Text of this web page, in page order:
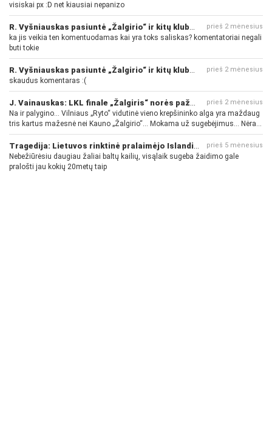
visiskai px :D net kiausiai nepanizo
prieš 2 mėnesius
ka jis veikia ten komentuodamas kai yra toks saliskas? komentatoriai negali
buti tokie
prieš 2 mėnesius
skaudus komentaras :(
prieš 2 mėnesius
Na ir palygino... Vilniaus „Ryto“ vidutinė vieno krepšininko alga yra maždaug
tris kartus mažesnė nei Kauno „Žalgirio“... Mokama už sugebėjimus... Nėra
pinigų - nėra gerų žaidėjų...
prieš 5 mėnesius
Nebežiūrėsiu daugiau žaliai baltų kailių, visąlaik sugeba žaidimo gale
pralošti jau kokių 20metų taip